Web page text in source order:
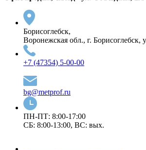
Борисоглебск,
Воронежская обл., г. Борисоглебск,
+7 (47354) 5-00-00
bg@metprof.ru
ПН-ПТ: 8:00-17:00
СБ: 8:00-13:00, ВС: вых.